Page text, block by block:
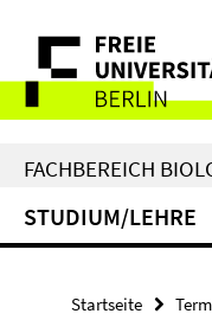
direkt
Inhalt
Service-
Navigation
FACHBEREICH
STUDIUM/LEHRE
Startseite